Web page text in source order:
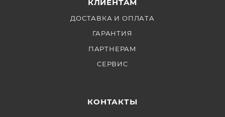
КЛИЕНТАМ
ДОСТАВКА И ОПЛАТА
ГАРАНТИЯ
ПАРТНЕРАМ
СЕРВИС
КОНТАКТЫ